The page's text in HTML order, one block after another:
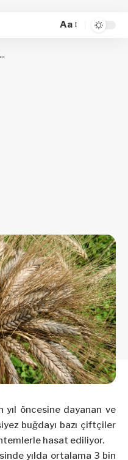
Aa
yıl öncesine dayanan ve
buğdayı bazı çiftçiler
hasat ediliyor.
yılda ortalama 3 bin